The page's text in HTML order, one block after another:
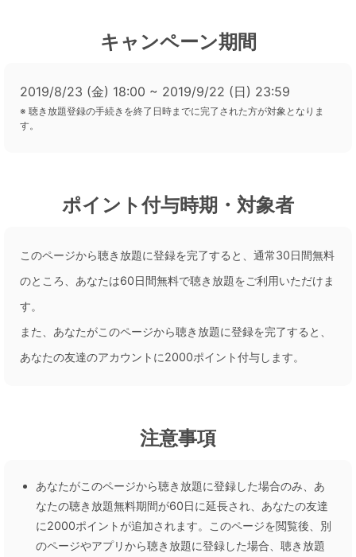
キャンペーン期間
2019/8/23 (金) 18:00 ~ 2019/9/22 (日) 23:59
※ 聴き放題登録の手続きを終了日時までに完了された方が対象となりま
す。
ポイント付与時期・対象者
このページから聴き放題に登録を完了すると、通常30日間無料
のところ、あなたは60日間無料で聴き放題をご利用いただけま
す。
また、あなたがこのページから聴き放題に登録を完了すると、
あなたの友達のアカウントに2000ポイント付与します。
注意事項
あなたがこのページから聴き放題に登録した場合のみ、あ
なたの聴き放題無料期間が60日に延長され、あなたの友達
に2000ポイントが追加されます。このページを閲覧後、別
のページやアプリから聴き放題に登録した場合、聴き放題